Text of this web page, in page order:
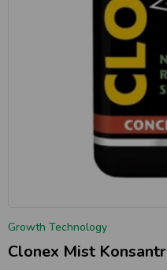
Growth Technology
Clonex Mist